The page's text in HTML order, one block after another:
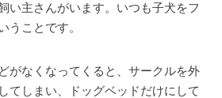
い主さんがいます。いつも子犬をフ
うことです。
がなくなってくると、サークルを外
てしまい、ドッグベッドだけにして